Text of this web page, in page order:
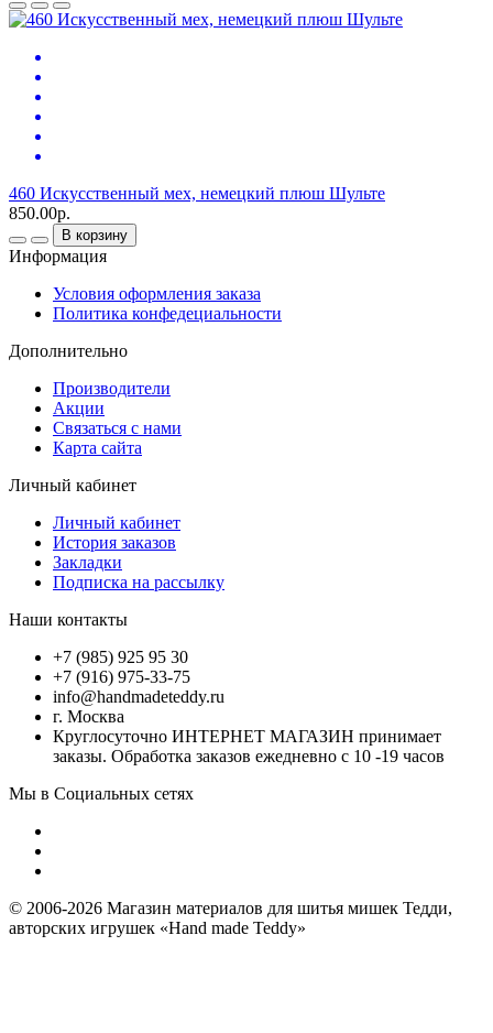
460 Искусственный мех, немецкий плюш Шульте
850.00р.
В корзину
Информация
Условия оформления заказа
Политика конфедециальности
Дополнительно
Производители
Акции
Связаться с нами
Карта сайта
Личный кабинет
Личный кабинет
История заказов
Закладки
Подписка на рассылку
Наши контакты
+7 (985) 925 95 30
+7 (916) 975-33-75
info@handmadeteddy.ru
г. Москва
Круглосуточно ИНТЕРНЕТ МАГАЗИН принимает
заказы. Обработка заказов ежедневно с 10 -19 часов
Мы в Социальных сетях
© 2006-2026 Магазин материалов для шитья мишек Тедди,
авторских игрушек «Hand made Teddy»